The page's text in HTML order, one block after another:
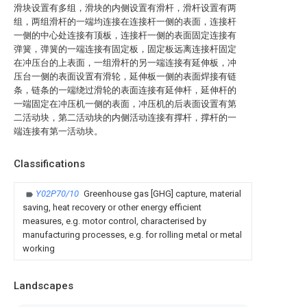
滑块设置有多组，滑块的内侧设置有滑杆，滑杆设置有两
组，两组滑杆的一端均连接在连接杆一侧的表面，连接杆
一侧的中心处连接有顶板，连接杆一侧的表面固定连接有
弹簧，弹簧的一端连接有固定板，固定板远离连接杆固定
在冲压台的上表面，一组滑杆的另一端连接有延伸板，冲
压台一侧的表面设置有滑轮，延伸板一侧的表面焊接有链
条，链条的一端绕过滑轮的表面连接有延伸杆，延伸杆的
一端固定在冲压机一侧的表面，冲压机的后表面设置有第
二活动块，第二活动块的内侧活动连接有撑杆，撑杆的一
端连接有第一活动块。
Classifications
Y02P70/10 Greenhouse gas [GHG] capture, material
saving, heat recovery or other energy efficient
measures, e.g. motor control, characterised by
manufacturing processes, e.g. for rolling metal or metal
working
Landscapes